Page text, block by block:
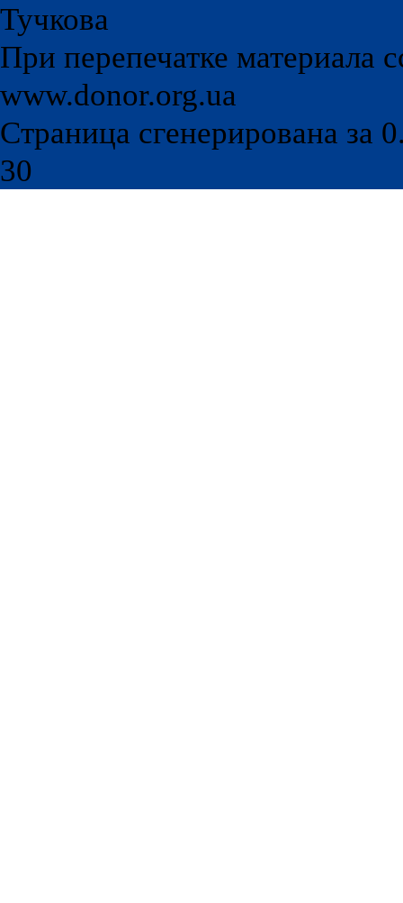
Тучкова
При перепечатке материала
www.donor.org.ua
Страница сгенерирована за
30